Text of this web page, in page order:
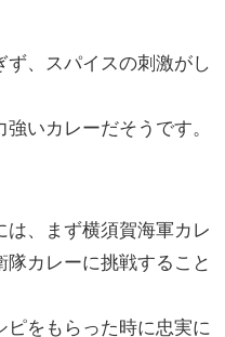
、スパイスの刺激がし
いカレーだそうです。
、まず横須賀海軍カレ
カレーに挑戦すること
ピをもらった時に忠実に